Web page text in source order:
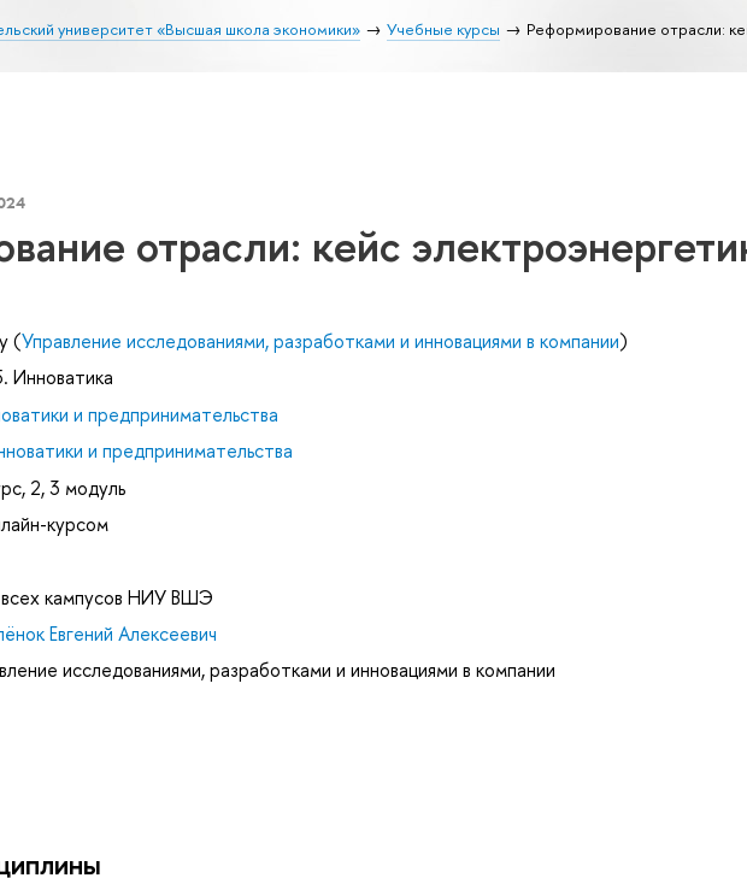
университет «Высшая школа экономики» Учебные курсы Реформирование отрасли:
отрасли: кейс
(Управление исследованиями, разработками и инновациями в компании)
Инноватика
и предпринимательства
и предпринимательства
2, 3 модуль
курсом
кампусов НИУ ВШЭ
Евгений Алексеевич
исследованиями, разработками и инновациями в компании